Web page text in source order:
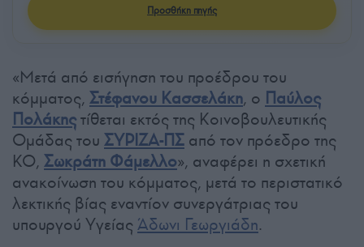
Προσθήκη πηγής
«Μετά από εισήγηση του προέδρου του
κόμματος, Στέφανου Κασσελάκη, ο Παύλος
Πολάκηςτίθεται εκτός της Κοινοβουλευτικής
Ομάδας του ΣΥΡΙΖΑ-ΠΣ από τον πρόεδρο της
ΚΟ, Σωκράτη Φάμελλο», αναφέρει η σχετική
ανακοίνωση του κόμματος, μετά το περιστατικό
λεκτικής βίας εναντίον συνεργάτριας του
υπουργού Υγείας Άδωνι Γεωργιάδη.